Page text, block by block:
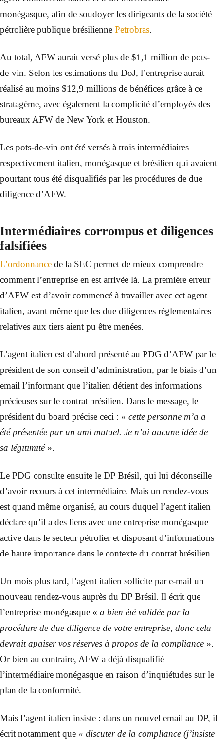
monégasque, afin de soudoyer les dirigeants de la société
pétrolière publique brésilienne Petrobras.
Au total, AFW aurait versé plus de $1,1 million de pots-
de-vin. Selon les estimations du DoJ, l’entreprise aurait
réalisé au moins $12,9 millions de bénéfices grâce à ce
stratagème, avec également la complicité d’employés des
bureaux AFW de New York et Houston.
Les pots-de-vin ont été versés à trois intermédiaires
respectivement italien, monégasque et brésilien qui avaient
pourtant tous été disqualifiés par les procédures de due
diligence d’AFW.
Intermédiaires corrompus et diligences
falsifiées
L’ordonnance de la SEC permet de mieux comprendre
comment l’entreprise en est arrivée là. La première erreur
d’AFW est d’avoir commencé à travailler avec cet agent
italien, avant même que les due diligences réglementaires
relatives aux tiers aient pu être menées.
L’agent italien est d’abord présenté au PDG d’AFW par le
président de son conseil d’administration, par le biais d’un
email l’informant que l’italien détient des informations
précieuses sur le contrat brésilien. Dans le message, le
président du board précise ceci : « cette personne m’a a
été présentée par un ami mutuel. Je n’ai aucune idée de
sa légitimité».
Le PDG consulte ensuite le DP Brésil, qui lui déconseille
d’avoir recours à cet intermédiaire. Mais un rendez-vous
est quand même organisé, au cours duquel l’agent italien
déclare qu’il a des liens avec une entreprise monégasque
active dans le secteur pétrolier et disposant d’informations
de haute importance dans le contexte du contrat brésilien.
Un mois plus tard, l’agent italien sollicite par e-mail un
nouveau rendez-vous auprès du DP Brésil. Il écrit que
l’entreprise monégasque « a bien été validée par la
procédure de due diligence de votre entreprise, donc cela
devrait apaiser vos réserves à propos de la compliance ».
Or bien au contraire, AFW a déjà disqualifié
l’intermédiaire monégasque en raison d’inquiétudes sur le
plan de la conformité.
Mais l’agent italien insiste : dans un nouvel email au DP, il
écrit notamment que « discuter de la compliance (j’insiste